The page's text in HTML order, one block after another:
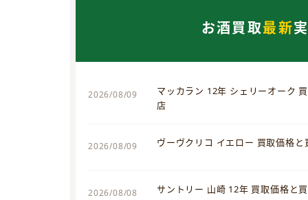
お酒買取最新
2026/08/09
マッカラン 12年 シェリーオーク
店
2026/08/09 ヴーヴクリコ イエロー 買取価格
2026/08/08 サントリー 山崎 12年 買取価格と